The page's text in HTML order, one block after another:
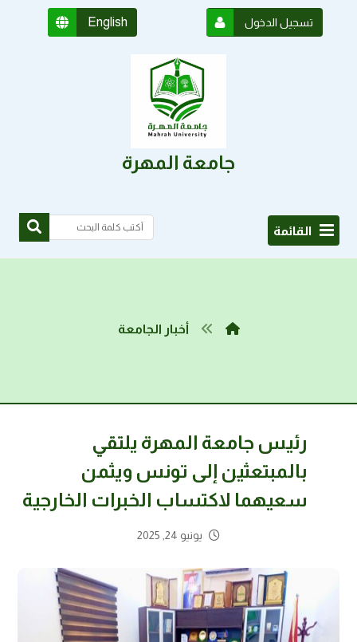
English تسجيل الدخول
جامعة المهرة
القائمة
أخبار الجامعة
رئيس جامعة المهرة يلتقي
بالمبتعثين إلى تونس ويثمن
سعيهما لاكتساب الخبرات الخارجية
يونيو 24, 2025